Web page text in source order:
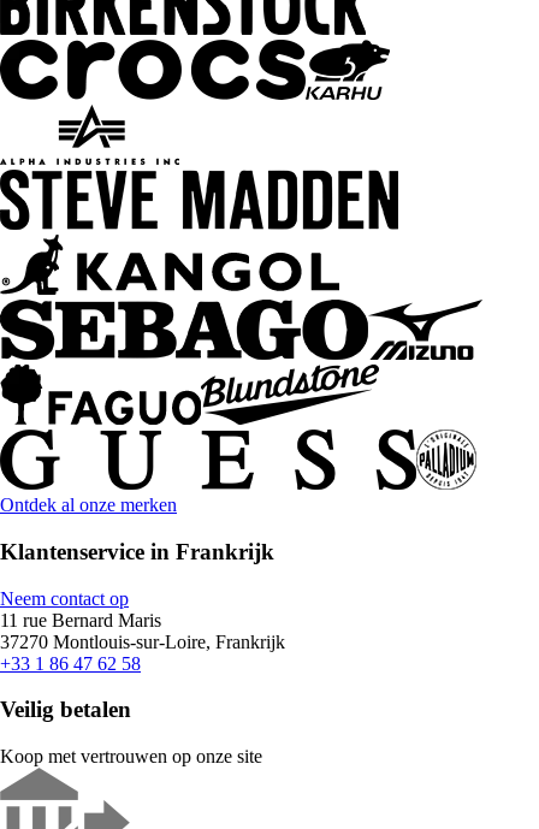
Ontdek al onze merken
Klantenservice in Frankrijk
Neem contact op
11 rue Bernard Maris
37270 Montlouis-sur-Loire, Frankrijk
+33 1 86 47 62 58
Veilig betalen
Koop met vertrouwen op onze site